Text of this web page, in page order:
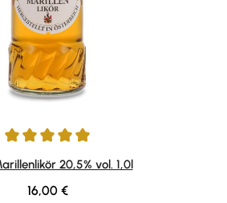
von 4.88 von 5 Sternen
20,5% vol. 1,0l
Regulärer Preis:
16,00 €